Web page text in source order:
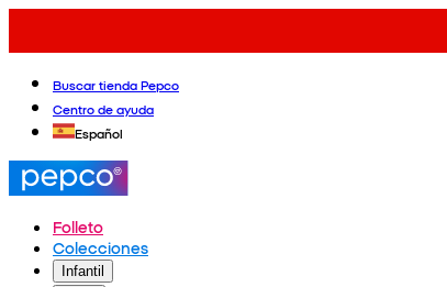
Buscar tienda Pepco
Centro de ayuda
Español
Folleto
Colecciones
Infantil